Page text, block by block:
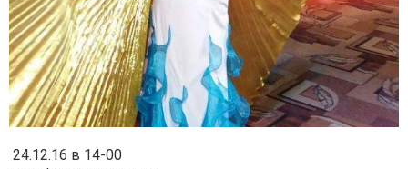
24.12.16 в 14-00